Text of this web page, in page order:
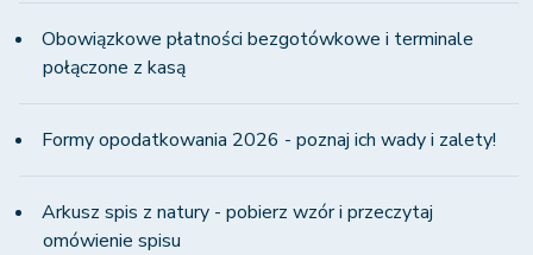
Obowiązkowe płatności bezgotówkowe i terminale
połączone z kasą
Formy opodatkowania 2026 - poznaj ich wady i zalety!
Arkusz spis z natury - pobierz wzór i przeczytaj
omówienie spisu